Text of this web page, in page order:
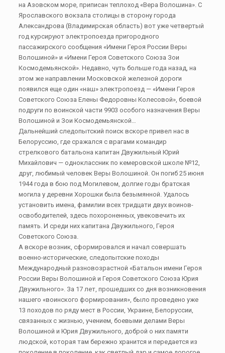
на Азовском море, приписан теплоход «Вера Волошина». С
Ярославского вокзала столицы в сторону города
Александрова (Владимирская область) вот уже четвертый
год курсируют электропоезда пригородного
пассажирского сообщения «Имени Героя России Веры
Волошиной» и «Имени Героя Советского Союза Зои
Космодемьянской». Недавно, чуть больше года назад, на
этом же направлении Московской железной дороги
появился еще один «наш» электропоезд — «Имени Героя
Советского Союза Елены Федоровны Колесовой», боевой
подруги по воинской части 9903 особого назначения Веры
Волошиной и Зои Космодемьянской…
Дальнейший следопытский поиск вскоре привел нас в
Белоруссию, где сражался с врагами командир
стрелкового батальона капитан Двужильный Юрий
Михайлович — одноклассник по кемеровской школе №12,
друг, любимый человек Веры Волошиной. Он погиб 25 июня
1944 года в бою под Могилевом, долгие годы братская
могила у деревни Хорошки была безымянной. Удалось
установить имена, фамилии всех тридцати двух воинов-
освободителей, здесь похороненных, увековечить их
память. И среди них капитана Двужильного, Героя
Советского Союза.
А вскоре возник, сформировался и начал совершать
военно-исторические, следопытские походы
Международный разновозрастной «Батальон имени Героя
России Веры Волошиной и Героя Советского Союза Юрия
Двужильного». За 17 лет, прошедших со дня возникновения
нашего «воинского формирования», было проведено уже
13 походов по ряду мест в России, Украине, Белоруссии,
связанных с жизнью, учением, боевыми делами Веры
Волошиной и Юрия Двужильного, доброй о них памяти
людской, которая там бережно хранится и передается из